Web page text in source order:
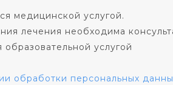
медицинской услугой.
лечения необходима
образовательной услугой
обработки персональных